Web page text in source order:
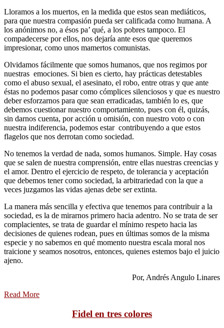
Lloramos a los muertos, en la medida que estos sean mediáticos,
para que nuestra compasión pueda ser calificada como humana. A
los anónimos no, a ésos pa’ qué, a los pobres tampoco. El
compadecerse por ellos, nos dejaría ante esos que queremos
impresionar, como unos mamertos comunistas.
Olvidamos fácilmente que somos humanos, que nos regimos por
nuestras emociones. Si bien es cierto, hay prácticas detestables
como el abuso sexual, el asesinato, el robo, entre otras y que ante
éstas no podemos pasar como cómplices silenciosos y que es nuestro
deber esforzarnos para que sean erradicadas, también lo es, que
debemos cuestionar nuestro comportamiento, pues con él, quizás,
sin darnos cuenta, por acción u omisión, con nuestro voto o con
nuestra indiferencia, podemos estar contribuyendo a que estos
flagelos que nos derrotan como sociedad.
No tenemos la verdad de nada, somos humanos. Simple. Hay cosas
que se salen de nuestra comprensión, entre ellas nuestras creencias y
el amor. Dentro el ejercicio de respeto, de tolerancia y aceptación
que debemos tener como sociedad, la arbitrariedad con la que a
veces juzgamos las vidas ajenas debe ser extinta.
La manera más sencilla y efectiva que tenemos para contribuir a la
sociedad, es la de mirarnos primero hacia adentro. No se trata de ser
complacientes, se trata de guardar el mínimo respeto hacia las
decisiones de quienes rodean, pues en últimas somos de la misma
especie y no sabemos en qué momento nuestra escala moral nos
traicione y seamos nosotros, entonces, quienes estemos bajo el juicio
ajeno.
Por, Andrés Angulo Linares
Read More
Fidel en tres colores